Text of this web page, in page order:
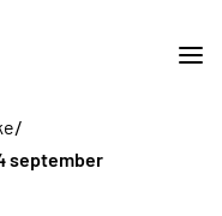
/
september